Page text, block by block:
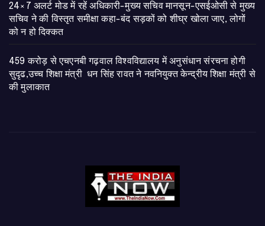
24×7 अलर्ट मोड में रहें अधिकारी-मुख्य सचिव मानसून-एसईओसी से मुख्य
सचिव ने की विस्तृत समीक्षा कहा-बंद सड़कों को शीघ्र खोला जाए, लोगों
को न हो दिक्कत
459 करोड़ से एचएनबी गढ़वाल विश्वविद्यालय में अनुसंधान संरचना होगी
सुदृढ,उच्च शिक्षा मंत्री धन सिंह रावत ने नवनियुक्त केन्द्रीय शिक्षा मंत्री से
की मुलाकात